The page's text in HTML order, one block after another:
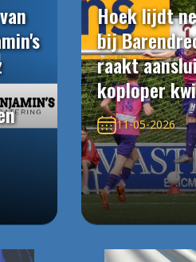
Hoek lijdt
bij
raakt
koploper
11-05-2026